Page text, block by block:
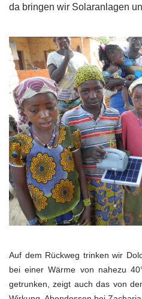
da bringen wir Solaranlagen
Auf dem Rückweg trinken wir
bei einer Wärme von nahezu
getrunken, zeigt auch das von